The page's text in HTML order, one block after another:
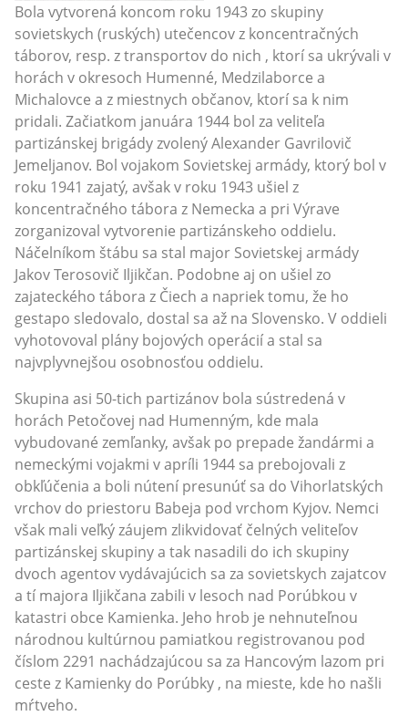
Bola vytvorená koncom roku 1943 zo skupiny
sovietskych (ruských) utečencov z koncentračných
táborov, resp. z transportov do nich , ktorí sa ukrývali v
horách v okresoch Humenné, Medzilaborce a
Michalovce a z miestnych občanov, ktorí sa k nim
pridali. Začiatkom januára 1944 bol za veliteľa
partizánskej brigády zvolený Alexander Gavrilovič
Jemeljanov. Bol vojakom Sovietskej armády, ktorý bol v
roku 1941 zajatý, avšak v roku 1943 ušiel z
koncentračného tábora z Nemecka a pri Výrave
zorganizoval vytvorenie partizánskeho oddielu.
Náčelníkom štábu sa stal major Sovietskej armády
Jakov Terosovič Iljikčan. Podobne aj on ušiel zo
zajateckého tábora z Čiech a napriek tomu, že ho
gestapo sledovalo, dostal sa až na Slovensko. V oddieli
vyhotovoval plány bojových operácií a stal sa
najvplyvnejšou osobnosťou oddielu.
Skupina asi 50-tich partizánov bola sústredená v
horách Petočovej nad Humenným, kde mala
vybudované zemľanky, avšak po prepade žandármi a
nemeckými vojakmi v apríli 1944 sa prebojovali z
obkľúčenia a boli nútení presunúť sa do Vihorlatských
vrchov do priestoru Babeja pod vrchom Kyjov. Nemci
však mali veľký záujem zlikvidovať čelných veliteľov
partizánskej skupiny a tak nasadili do ich skupiny
dvoch agentov vydávajúcich sa za sovietskych zajatcov
a tí majora Iljikčana zabili v lesoch nad Porúbkou v
katastri obce Kamienka. Jeho hrob je nehnuteľnou
národnou kultúrnou pamiatkou registrovanou pod
číslom 2291 nachádzajúcou sa za Hancovým lazom pri
ceste z Kamienky do Porúbky , na mieste, kde ho našli
mŕtveho.